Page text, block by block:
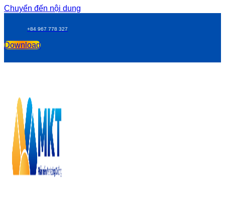
Chuyển đến nội dung
+84 967 778 327
Download